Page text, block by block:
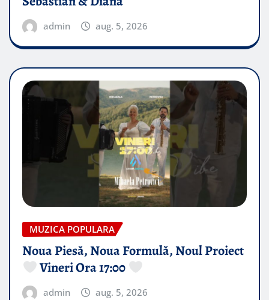
admin aug. 5, 2026
MUZICA POPULARA
Noua Piesă, Noua Formulă, Noul Proiect
Vineri Ora 17:00
admin aug. 5, 2026